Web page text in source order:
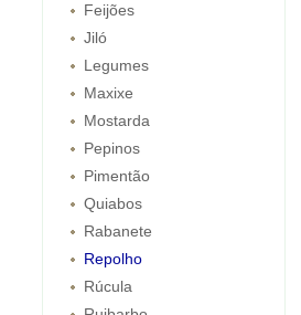
Feijões
Jiló
Legumes
Maxixe
Mostarda
Pepinos
Pimentão
Quiabos
Rabanete
Repolho
Rúcula